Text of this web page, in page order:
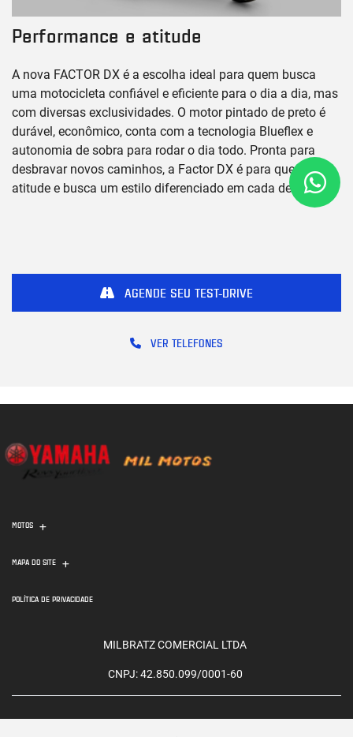
Performance e atitude
A nova FACTOR DX é a escolha ideal para quem busca
uma motocicleta confiável e eficiente para o dia a dia, mas
com diversas exclusividades. O motor pintado de preto é
durável, econômico, conta com a tecnologia Blueflex e
autonomia de sobra para rodar o dia todo. Pronta para
desbravar novos caminhos, a Factor DX é para quem tem
atitude e busca um estilo diferenciado em cada detalhe.
VER TELEFONES
AGENDE SEU TEST-DRIVE
MOTOS
MAPA DO SITE
POLÍTICA DE PRIVACIDADE
MILBRATZ COMERCIAL LTDA
CNPJ: 42.850.099/0001-60